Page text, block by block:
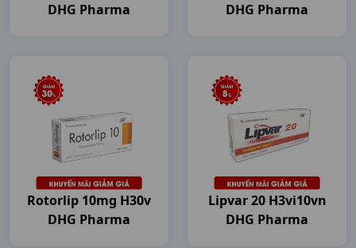
DHG Pharma
DHG Pharma
Rotorlip 10mg H30v
DHG Pharma
Lipvar 20 H3vi10vn
DHG Pharma